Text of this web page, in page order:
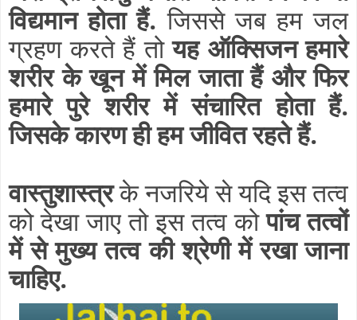
विद्यमान होता हैं.जिससे जब हम जल
ग्रहण करते हैं तोयह ऑक्सिजन हमारे
शरीर के खून में मिल जाता हैं और फिर
हमारे पुरे शरीर में संचारित होता हैं.
जिसके कारण ही हम जीवित रहते हैं.
वास्तुशास्त्रके नजरिये से यदि इस तत्व
को देखा जाए तो इस तत्व कोपांच तत्वों
में से मुख्य तत्व की श्रेणी में रखा जाना
चाहिए.